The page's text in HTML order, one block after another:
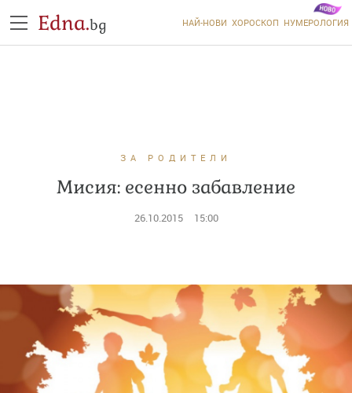
Edna.bg НАЙ-НОВИ ХОРОСКОП НУМЕРОЛОГИЯ
ЗА РОДИТЕЛИ
Мисия: есенно забавление
26.10.2015 15:00